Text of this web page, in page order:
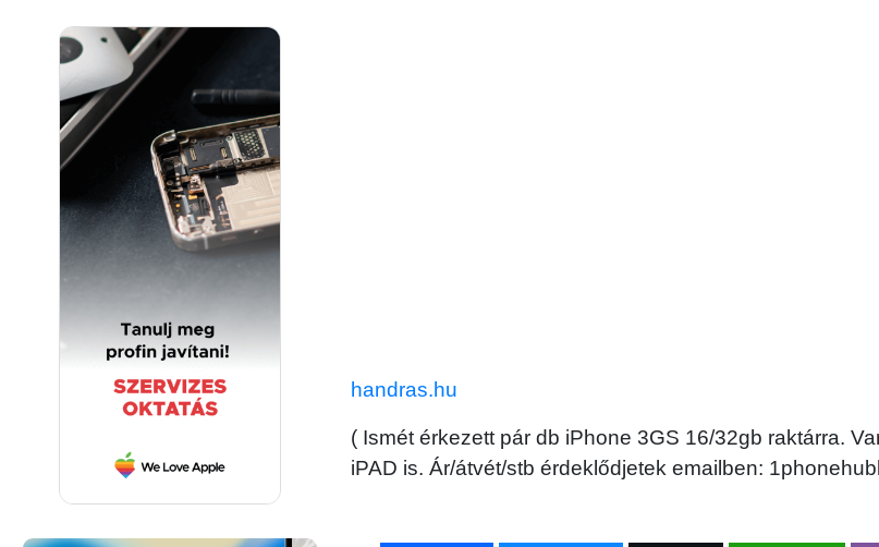
handras.hu
( Ismét érkezett pár db iPhone 3GS 16/32gb raktárra.
iPAD is. Ár/átvét/stb érdeklődjetek emailben: